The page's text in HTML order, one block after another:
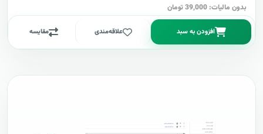
بدون مالیات: 39,000 تومان
افزودن به سبد علاقه‌مندی مقایسه